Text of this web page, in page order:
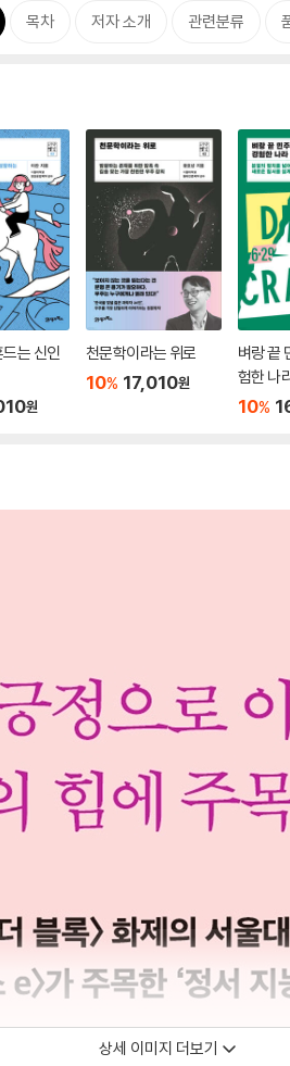
목차 저자 소개 관련분류
는 신인
원
천문학이라는 위로
10% 17,010원
벼랑 끝
험한 나
10%
상세 이미지 더보기